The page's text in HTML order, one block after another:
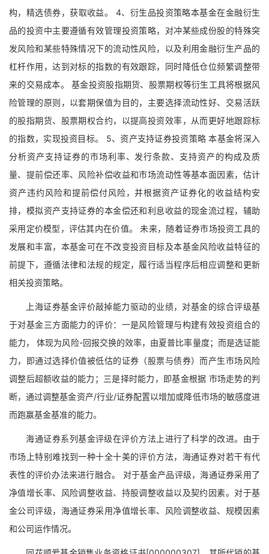
构，精选债券，获取收益。 4、衍生品投资策略本基金在金融衍生
品的投资中主要遵循有效管理投资策略，对冲某些成份股的特殊突
发风险和某些特殊情况下的流动性风险，以及利用金融衍生产品的
杠杆作用，达到对标的指数的有效跟踪，同时降低仓位频繁调整带
来的交易成本。 基金投资股指期货、股票期权等衍生工具将根据风
险管理的原则，以套期保值为目的，主要选择流动性好、交易活跃
的股指期货、股票期权合约，以提高投资效率，从而更好地跟踪标
的指数，实现投资目标。 5、资产支持证券投资策略 本基金将深入
分析资产支持证券的市场利率、发行条款、支持资产的构成及质
量、提前偿还率、风险补偿收益和市场流动性等基本面因素，估计
资产违约风险和提前偿付风险，并根据资产证券化的收益结构安
排，模拟资产支持证券的本金偿还和利息收益的现金流过程，辅助
采用定价模型，评估其内在价值。 未来，随着证券市场投资工具的
发展和丰富，本基金可在不改变投资目标及本基金风险收益特征的
前提下，遵循法律和法规的规定，履行适当程序后相应调整和更新
相关投资策略。
上海证券基金评价敲掉能力驱动的业绩，对基金的综合评级基
于对基金三方面能力的评价：一是风险管理与构建有效投资组合的
能力， 体现为风险-回报交换的效率，由夏普比率量度；而是选证能
力，即通过选择价值被低估的证券（股票与债券）而产生市场风险
调整后超额收益的能力；三是择时能力，即基金根据 市场走势的判
断，通过调整基金资产/行业/证券配置以增加或降低市场的敏感度进
而跑赢基金基准的能力。
海通证券系列基金评级在评价方法上进行了科学的改进。由于
市场上特别难找到一种十全十美的评价方法，海通证券对若干有代
表性的评价办法来进行融合。 对于基金产品评级，海通证券采用了
净值增长率、风险调整收益、持股调整收益以及契约因素。对于基
金公司评级，海通证券采用净值增长率、风险调整收益、规模因素
和公司运作情况。